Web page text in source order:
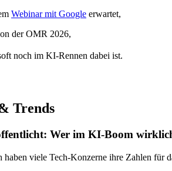
Webinar mit Google erwartet,
der OMR 2026,
noch im KI-Rennen dabei ist.
Trends
Wer im KI-Boom
haben viele Tech-Konzerne ihre Zahlen